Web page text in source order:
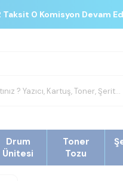
0 Komisyon Devam
Drum
Ünitesi
Toner
Tozu